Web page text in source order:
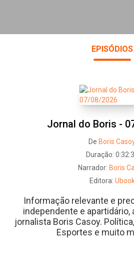
EPISÓDIOS
Jornal do Boris -
De Boris
Duração:
Narrador: Boris
Editora:
Informação relevante e
independente e apartidário,
jornalista Boris Casoy.
Esportes e muito